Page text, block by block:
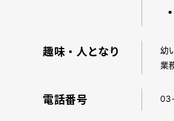
趣味・人となり
幼
業
電話番号